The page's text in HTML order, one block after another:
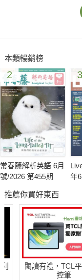
本類暢銷榜
2
常春藤解析英語 6月
號/2026 第455期
3
年
推薦你買好東西
閱讀有禮，TCL
控筆